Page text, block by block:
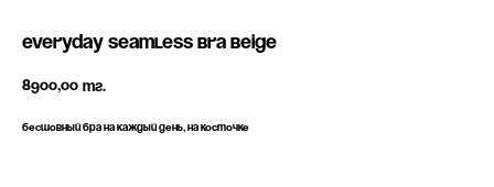
Everyday Seamless bra beige
8900,00 тг.
Бесшовный бра на каждый день, на косточке